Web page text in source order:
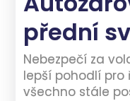
přední
Nebezpečí za
lepší pohodlí
všechno stále